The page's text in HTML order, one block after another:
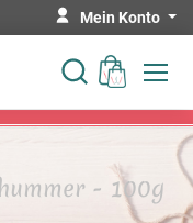
Mein Konto
- 100g